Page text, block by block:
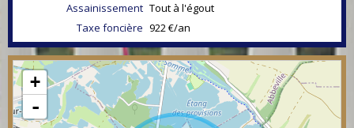
Assainissement Tout à l'égout
Taxe foncière 922 €/an
+
-